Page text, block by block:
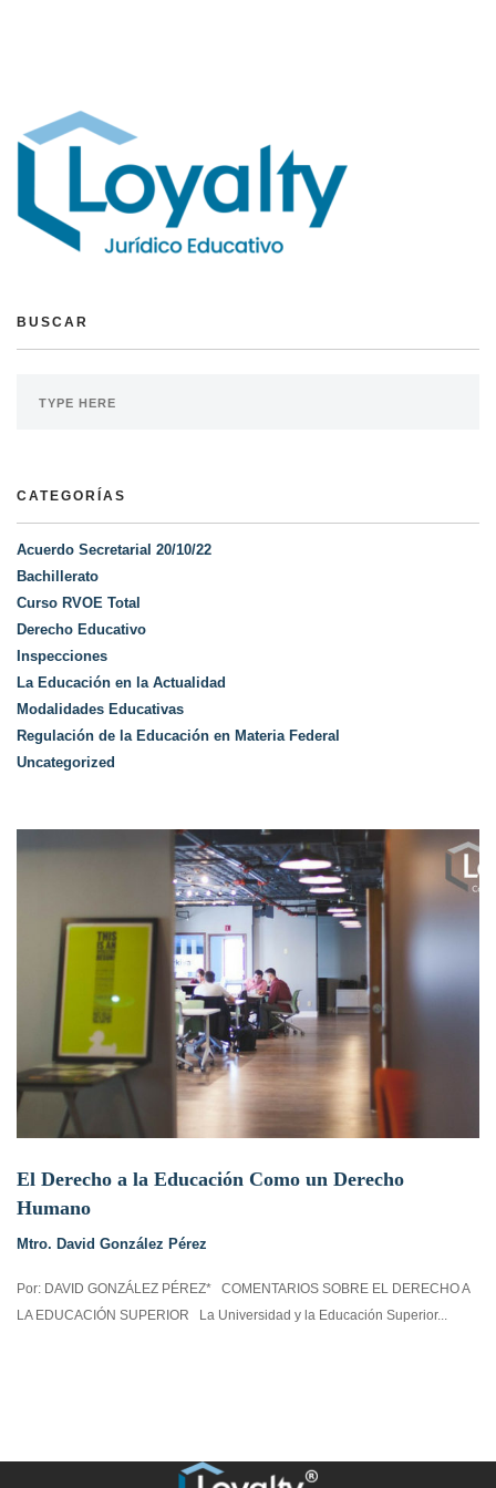
BUSCAR
CATEGORÍAS
Acuerdo Secretarial 20/10/22
Bachillerato
Curso RVOE Total
Derecho Educativo
Inspecciones
La Educación en la Actualidad
Modalidades Educativas
Regulación de la Educación en Materia Federal
Uncategorized
El Derecho a la Educación Como un Derecho
Humano
Mtro. David González Pérez
Por: DAVID GONZÁLEZ PÉREZ* COMENTARIOS SOBRE EL DERECHO A
LA EDUCACIÓN SUPERIOR La Universidad y la Educación Superior...